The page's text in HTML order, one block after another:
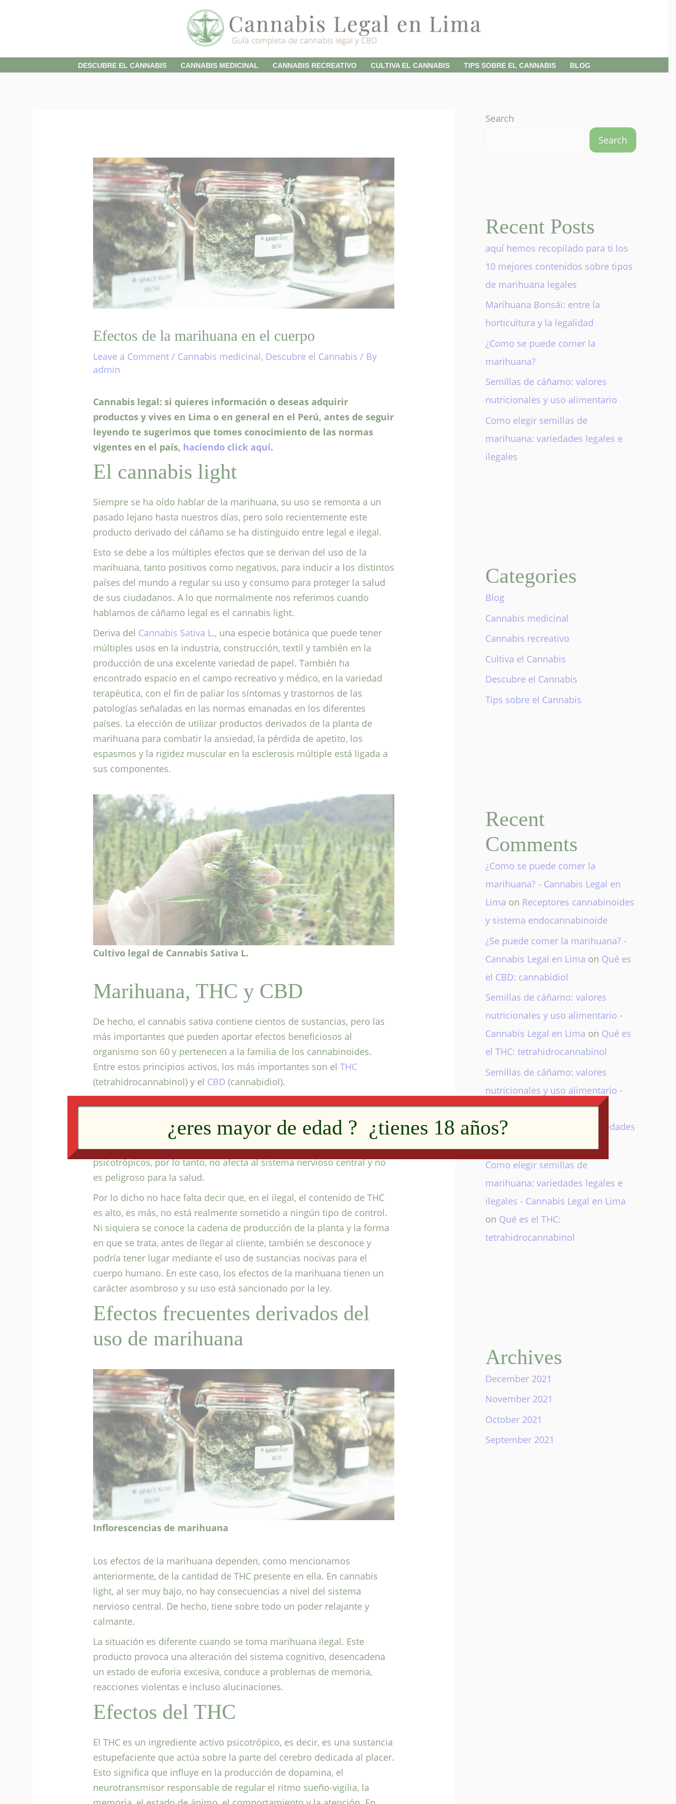
DESCUBRE EL CANNABIS CANNABIS MEDICINAL CANNABIS RECREATIVO CULTIVA EL CANNABIS TIPS SOBRE EL CANNABIS BLOG
Efectos de la marihuana en el cuerpo
Leave a Comment / Cannabis medicinal, Descubre el Cannabis / By
admin
Cannabis legal: si quieres información o deseas adquirir
productos y vives en Lima o en general en el Perú, antes de seguir
leyendo te sugerimos que tomes conocimiento de las normas
vigentes en el país, haciendo click aquí.
El cannabis light
Siempre se ha oído hablar de la marihuana, su uso se remonta a un
pasado lejano hasta nuestros días, pero solo recientemente este
producto derivado del cáñamo se ha distinguido entre legal e ilegal.
Esto se debe a los múltiples efectos que se derivan del uso de la
marihuana, tanto positivos como negativos, para inducir a los distintos
países del mundo a regular su uso y consumo para proteger la salud
de sus ciudadanos. A lo que normalmente nos referimos cuando
hablamos de cáñamo legal es el cannabis light.
Deriva del Cannabis Sativa L., una especie botánica que puede tener
múltiples usos en la industria, construcción, textil y también en la
producción de una excelente variedad de papel. También ha
encontrado espacio en el campo recreativo y médico, en la variedad
terapéutica, con el fin de paliar los síntomas y trastornos de las
patologías señaladas en las normas emanadas en los diferentes
países. La elección de utilizar productos derivados de la planta de
marihuana para combatir la ansiedad, la pérdida de apetito, los
espasmos y la rigidez muscular en la esclerosis múltiple está ligada a
sus componentes.
Cultivo legal de Cannabis Sativa L.
Marihuana, THC y CBD
De hecho, el cannabis sativa contiene cientos de sustancias, pero las
más importantes que pueden aportar efectos beneficiosos al
organismo son 60 y pertenecen a la familia de los cannabinoides.
Entre estos principios activos, los más importantes son el THC
(tetrahidrocannabinol) y el CBD (cannabidiol).
cáñamo de donde depende la distinción entre legal e ilegal. De hecho,
en el cannabis legal, el contenido de THC debe estar presente en un
porcentaje máximo del 0,6%. De esta forma no tiene efectos
psicotrópicos, por lo tanto, no afecta al sistema nervioso central y no
es peligroso para la salud.
Por lo dicho no hace falta decir que, en el ilegal, el contenido de THC
es alto, es más, no está realmente sometido a ningún tipo de control.
Ni siquiera se conoce la cadena de producción de la planta y la forma
en que se trata, antes de llegar al cliente, también se desconoce y
podría tener lugar mediante el uso de sustancias nocivas para el
cuerpo humano. En este caso, los efectos de la marihuana tienen un
carácter asombroso y su uso está sancionado por la ley.
Efectos frecuentes derivados del
uso de marihuana
Inflorescencias de marihuana
Los efectos de la marihuana dependen, como mencionamos
anteriormente, de la cantidad de THC presente en ella. En cannabis
light, al ser muy bajo, no hay consecuencias a nivel del sistema
nervioso central. De hecho, tiene sobre todo un poder relajante y
calmante.
La situación es diferente cuando se toma marihuana ilegal. Este
producto provoca una alteración del sistema cognitivo, desencadena
un estado de euforia excesiva, conduce a problemas de memoria,
reacciones violentas e incluso alucinaciones.
Efectos del THC
El THC es un ingrediente activo psicotrópico, es decir, es una sustancia
estupefaciente que actúa sobre la parte del cerebro dedicada al placer.
Esto significa que influye en la producción de dopamina, el
neurotransmisor responsable de regular el ritmo sueño-vigilia, la
Search
Search
Recent Posts
aquí hemos recopilado para ti los
10 mejores contenidos sobre tipos
de marihuana legales
Marihuana Bonsái: entre la
horticultura y la legalidad
¿Como se puede comer la
marihuana?
Semillas de cáñamo: valores
nutricionales y uso alimentario
Como elegir semillas de
marihuana: variedades legales e
ilegales
Categories
Blog
Cannabis medicinal
Cannabis recreativo
Cultiva el Cannabis
Descubre el Cannabis
Tips sobre el Cannabis
Recent
Comments
¿Como se puede comer la
marihuana? - Cannabis Legal en
Lima on Receptores cannabinoides
y sistema endocannabinoide
¿Se puede comer la marihuana? -
Cannabis Legal en Lima on Qué es
el CBD: cannabidiol
Semillas de cáñamo: valores
nutricionales y uso alimentario -
Cannabis Legal en Lima on Qué es
el THC: tetrahidrocannabinol
Semillas de cáñamo: valores
nutricionales y uso alimentario -
Cannabis Legal en Limaon
Cannabis Sativa: usos, propiedades
Como elegir semillas de
marihuana: variedades legales e
ilegales - Cannabis Legal en Lima
on Qué es el THC:
tetrahidrocannabinol
Archives
December 2021
November 2021
October 2021
September 2021
¿eres mayor de edad ? ¿tienes 18 años?